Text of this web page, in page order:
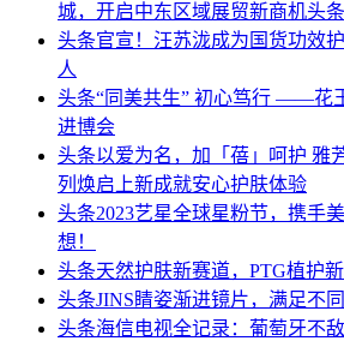
城，开启中东区域展贸新商机头条
头条官宣！汪苏泷成为国货功效
人
头条“同美共生” 初心笃行 ——花
进博会
头条以爱为名，加「蓓」呵护 雅
列焕启上新成就安心护肤体验
头条2023艺星全球星粉节，携手
想！
头条天然护肤新赛道，PTG植护
头条JINS睛姿渐进镜片，满足不
头条海信电视全记录：葡萄牙不